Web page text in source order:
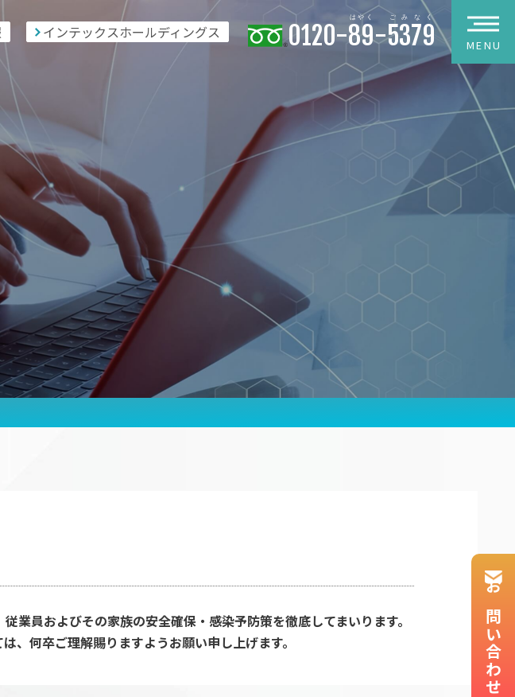
インテックスホールディングス 0120-89-5379 MENU
お問い合わせ
お問い合わせ
採用情報
お知らせ
個人情報保護方針
グループ企業
員およびその家族の安全確保・感染予防策を徹底してまいります。
、何卒ご理解賜りますようお願い申し上げます。